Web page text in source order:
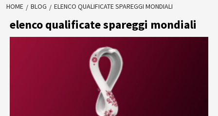
HOME BLOG ELENCO QUALIFICATE SPAREGGI MONDIALI
elenco qualificate spareggi mondiali